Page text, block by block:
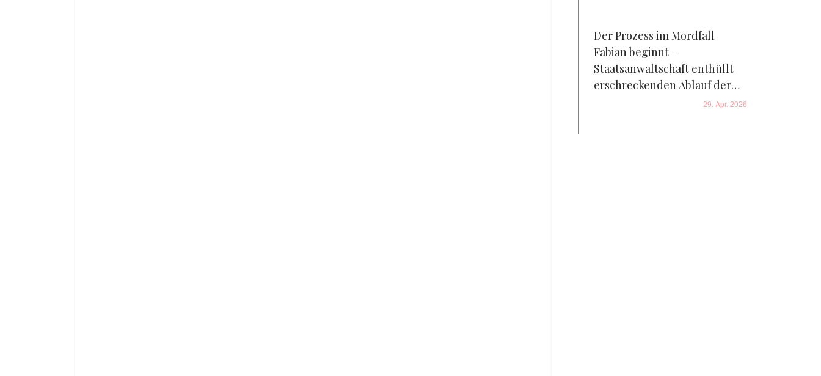
Der Prozess im Mordfall
Fabian beginnt –
Staatsanwaltschaft enthüllt
erschreckenden Ablauf der
29. Apr. 2026